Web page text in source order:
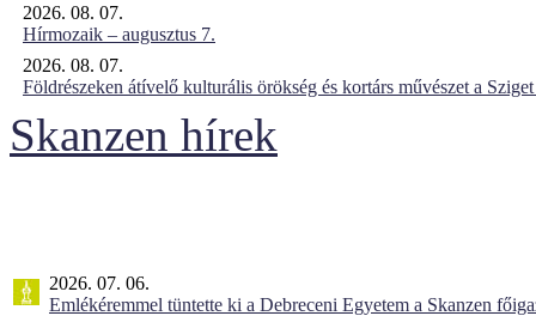
2026. 08. 07.
Hírmozaik – augusztus 7.
2026. 08. 07.
Földrészeken átívelő kulturális örökség és kortárs művészet a
Skanzen hírek
2026. 07. 06.
Emlékéremmel tüntette ki a Debreceni Egyetem a Skanzen